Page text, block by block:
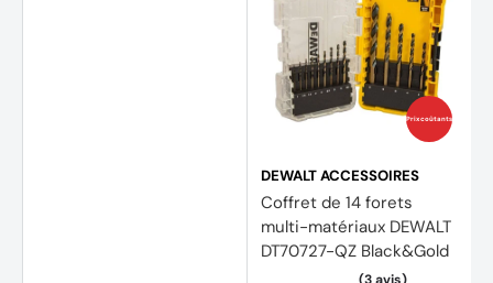
(4
Prix coûtants
DEWALT ACCESSOIRES
Coffret de 14 forets
multi-matériaux DEWALT
DT70727-QZ Black&Gold